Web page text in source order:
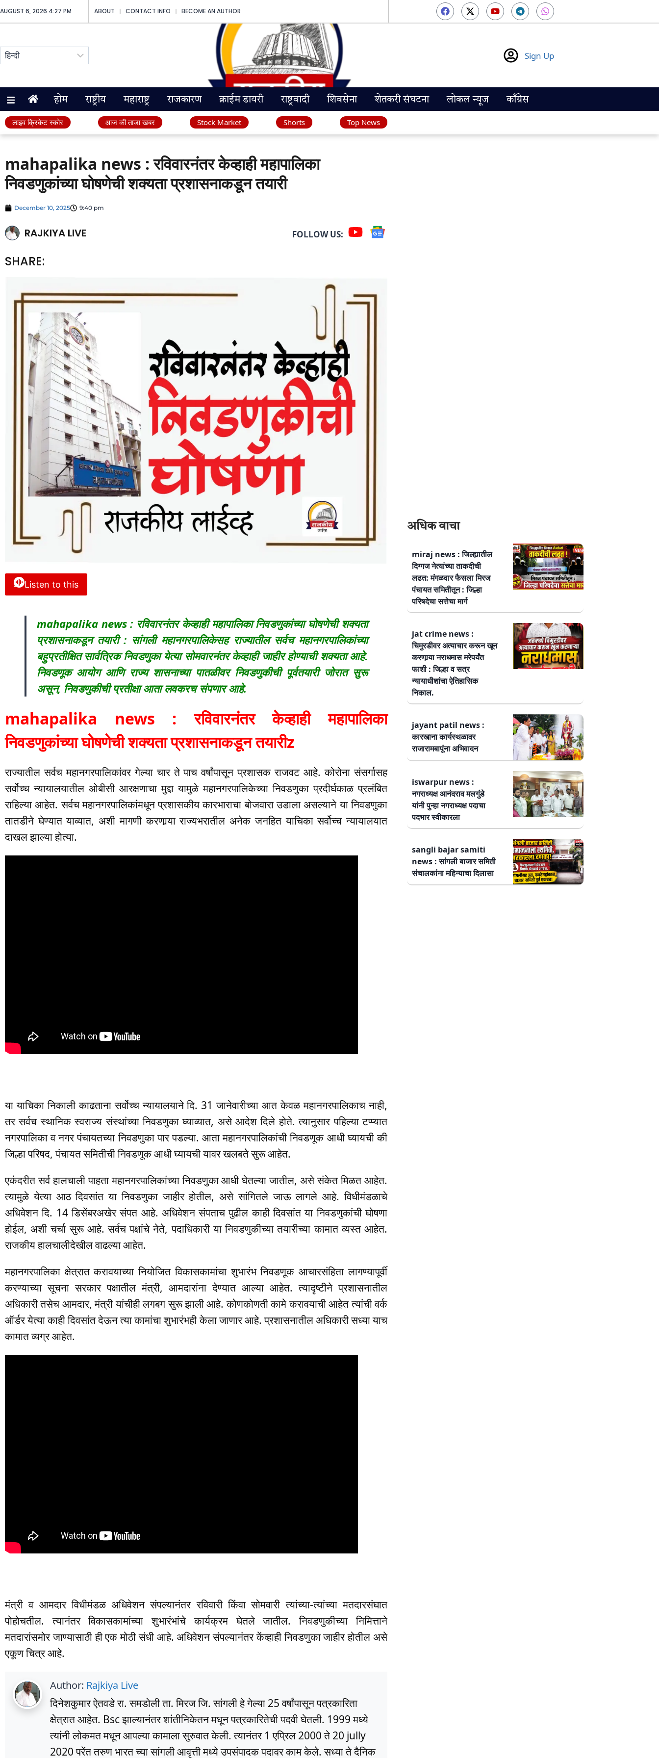
AUGUST 6, 2026 4:27 PM ABOUT CONTACT INFO BECOME AN AUTHOR
Sign Up
होम राष्ट्रीय महाराष्ट्र राजकारण क्राईम डायरी राष्ट्रवादी शिवसेना शेतकरी संघटना लोकल न्यूज काँग्रेस
लाइव क्रिकेट स्कोर आज की ताजा खबर Stock Market Shorts Top News
mahapalika news : रविवारनंतर केव्हाही महापालिका
निवडणुकांच्या घोषणेची शक्यता प्रशासनाकडून तयारी
December 10, 2025 9:40 pm
RAJKIYA LIVE FOLLOW US:
SHARE:
Listen to this
mahapalika news : रविवारनंतर केव्हाही महापालिका निवडणुकांच्या घोषणेची शक्यता
प्रशासनाकडून तयारी : सांगली महानगरपालिकेसह राज्यातील सर्वच महानगरपालिकांच्या
बहुप्रतीक्षित सार्वत्रिक निवडणुका येत्या सोमवारनंतर केव्हाही जाहीर होण्याची शक्यता आहे.
निवडणूक आयोग आणि राज्य शासनाच्या पातळीवर निवडणुकीची पूर्वतयारी जोरात सुरू
असून, निवडणुकीची प्रतीक्षा आता लवकरच संपणार आहे.
mahapalika news : रविवारनंतर केव्हाही महापालिका
निवडणुकांच्या घोषणेची शक्यता प्रशासनाकडून तयारीz
राज्यातील सर्वच महानगरपालिकांवर गेल्या चार ते पाच वर्षांपासून प्रशासक राजवट आहे. कोरोना संसर्गासह
सर्वोच्च न्यायालयातील ओबीसी आरक्षणाचा मुद्दा यामुळे महानगरपालिकेच्या निवडणुका प्रदीर्घकाळ प्रलंबित
राहिल्या आहेत. सर्वच महानगरपालिकांमधून प्रशासकीय कारभाराचा बोजवारा उडाला असल्याने या निवडणुका
तातडीने घेण्यात याव्यात, अशी मागणी करणार्‍या राज्यभरातील अनेक जनहित याचिका सर्वोच्च न्यायालयात
दाखल झाल्या होत्या.
या याचिका निकाली काढताना सर्वोच्च न्यायालयाने दि. 31 जानेवारीच्या आत केवळ महानगरपालिकाच नाही,
तर सर्वच स्थानिक स्वराज्य संस्थांच्या निवडणुका घ्याव्यात, असे आदेश दिले होते. त्यानुसार पहिल्या टप्प्यात
नगरपालिका व नगर पंचायतच्या निवडणुका पार पडल्या. आता महानगरपालिकांची निवडणूक आधी घ्यायची की
जिल्हा परिषद, पंचायत समितीची निवडणूक आधी घ्यायची यावर खलबते सुरू आहेत.
एकंदरीत सर्व हालचाली पाहता महानगरपालिकांच्या निवडणुका आधी घेतल्या जातील, असे संकेत मिळत आहेत.
त्यामुळे येत्या आठ दिवसांत या निवडणुका जाहीर होतील, असे सांगितले जाऊ लागले आहे. विधीमंडळाचे
अधिवेशन दि. 14 डिसेंबरअखेर संपत आहे. अधिवेशन संपताच पुढील काही दिवसांत या निवडणुकांची घोषणा
होईल, अशी चर्चा सुरू आहे. सर्वच पक्षांचे नेते, पदाधिकारी या निवडणुकीच्या तयारीच्या कामात व्यस्त आहेत.
राजकीय हालचालीदेखील वाढल्या आहेत.
महानगरपालिका क्षेत्रात करावयाच्या नियोजित विकासकामांचा शुभारंभ निवडणूक आचारसंहिता लागण्यापूर्वी
करण्याच्या सूचना सरकार पक्षातील मंत्री, आमदारांना देण्यात आल्या आहेत. त्यादृष्टीने प्रशासनातील
अधिकारी तसेच आमदार, मंत्री यांचीही लगबग सुरू झाली आहे. कोणकोणती कामे करावयाची आहेत त्यांची वर्क
ऑर्डर येत्या काही दिवसांत देऊन त्या कामांचा शुभारंभही केला जाणार आहे. प्रशासनातील अधिकारी सध्या याच
कामात व्यग्र आहेत.
मंत्री व आमदार विधीमंडळ अधिवेशन संपल्यानंतर रविवारी किंवा सोमवारी त्यांच्या-त्यांच्या मतदारसंघात
पोहोचतील. त्यानंतर विकासकामांच्या शुभारंभांचे कार्यक्रम घेतले जातील. निवडणुकीच्या निमित्ताने
मतदारांसमोर जाण्यासाठी ही एक मोठी संधी आहे. अधिवेशन संपल्यानंतर केंव्हाही निवडणुका जाहीर होतील असे
एकूण चित्र आहे.
Author: Rajkiya Live
दिनेशकुमार ऐतवडे रा. समडोली ता. मिरज जि. सांगली हे गेल्या 25 वर्षांपासून पत्रकारिता
क्षेत्रात आहेत. Bsc झाल्यानंतर शांतीनिकेतन मधून पत्रकारितेची पदवी घेतली. 1999 मध्ये
त्यांनी लोकमत मधून आपल्या कामाला सुरुवात केली. त्यानंतर 1 एप्रिल 2000 ते 20 jully
2020 परेंत तरुण भारत च्या सांगली आवृत्ती मध्ये उपसंपादक पदावर काम केले. सध्या ते दैनिक
अधिक वाचा
miraj news : जिल्ह्यातील
दिग्गज नेत्यांच्या ताकदीची
लढत: मंगळवार फैसला मिरज
पंचायत समितीतून : जिल्हा
परिषदेचा सत्तेचा मार्ग
jat crime news :
चिमुरडीवर अत्याचार करून खून
करणार्‍या नराधमास मरेपर्यंत
फाशी : जिल्हा व सत्र
न्यायाधीशांचा ऐतिहासिक
निकाल.
jayant patil news :
कारखाना कार्यस्थळावर
राजारामबापूंना अभिवादन
iswarpur news :
नगराध्यक्ष आनंदराव मलगुंडे
यांनी पुन्हा नगराध्यक्ष पदाचा
पदभार स्वीकारला
sangli bajar samiti
news : सांगली बाजार समिती
संचालकांना महिन्याचा दिलासा